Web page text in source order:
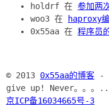
holdrf 在 参加两
woo3 在
haproxy
0x55aa 在 程序员
© 2013 0x55aa的博客 -
give up! Never。。。..
京ICP备16034665号-3